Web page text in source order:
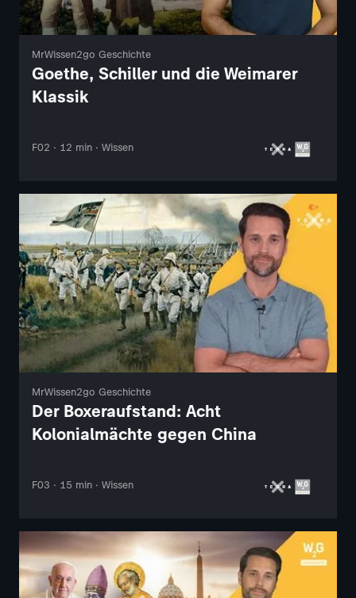
MrWissen2go Geschichte
Goethe, Schiller und die Weimarer
Klassik
F02 · 12 min · Wissen
MrWissen2go Geschichte
Der Boxeraufstand: Acht
Kolonialmächte gegen China
F03 · 15 min · Wissen